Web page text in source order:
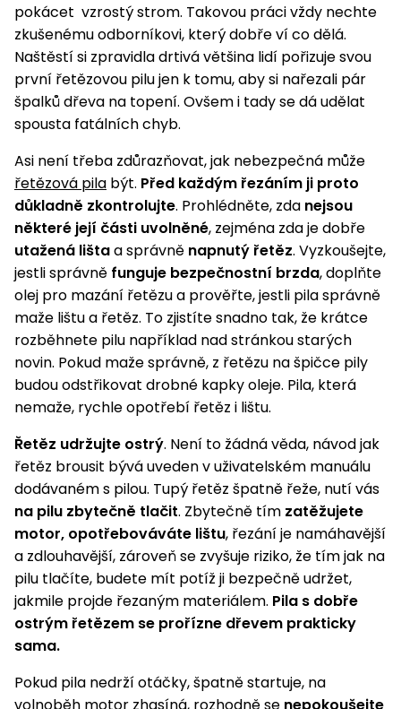
Příslušenství
k sekačkám
Náhradní
nože
Zahradní
válce
větví
Špalíkovače
Fukary,
vysavače
Vozíky
a
kolečka
Čerpadla
a
vodárny
Postřikovače
a rosiče
Vysokotlaké
čističe
nářadí
Rozmetadla
a posypové
vozíky
Zametací
stroje
Sněhové
hrabla,
Písek
do
filtrace
Pytle,
konve
obrubníky
Stíníci
textilie
Příslušenství
Soustruhy
Bagry
Vibrační
desky a
pěchy
Transportéry,
stroje
Řezačky
betonu
a
asfaltu
Měřící
přístroje
Ventilátory,
klimatizace
Nabíječky
Příslušenství
Topidla
Navijáky
a kladky
Přilby
Doplňky
Akumulátory
do
filtrace
PROMINENT
pokácet vzrostý strom. Takovou práci vždy nechte
zkušenému odborníkovi, který dobře ví co dělá.
Naštěstí si zpravidla drtivá většina lidí pořizuje svou
první řetězovou pilu jen k tomu, aby si nařezali pár
špalků dřeva na topení. Ovšem i tady se dá udělat
spousta fatálních chyb.
Asi není třeba zdůrazňovat, jak nebezpečná může
řetězová pila být. Před každým řezáním ji proto
důkladně zkontrolujte. Prohlédněte, zda nejsou
některé její části uvolněné, zejména zda je dobře
utažená lištaa správně napnutý řetěz. Vyzkoušejte,
jestli správně funguje bezpečnostní brzda, doplňte
olej pro mazání řetězu a prověřte, jestli pila správně
maže lištu a řetěz. To zjistíte snadno tak, že krátce
rozběhnete pilu například nad stránkou starých
novin. Pokud maže správně, z řetězu na špičce pily
budou odstřikovat drobné kapky oleje. Pila, která
nemaže, rychle opotřebí řetěz i lištu.
Řetěz udržujte ostrý. Není to žádná věda, návod jak
řetěz brousit bývá uveden v uživatelském manuálu
dodávaném s pilou. Tupý řetěz špatně řeže, nutí vás
na pilu zbytečně tlačit. Zbytečně tím zatěžujete
motor, opotřebováváte lištu, řezání je namáhavější
a zdlouhavější, zároveň se zvyšuje riziko, že tím jak na
pilu tlačíte, budete mít potíž ji bezpečně udržet,
jakmile projde řezaným materiálem. Pila s dobře
ostrým řetězem se prořízne dřevem prakticky
sama.
Pokud pila nedrží otáčky, špatně startuje, na